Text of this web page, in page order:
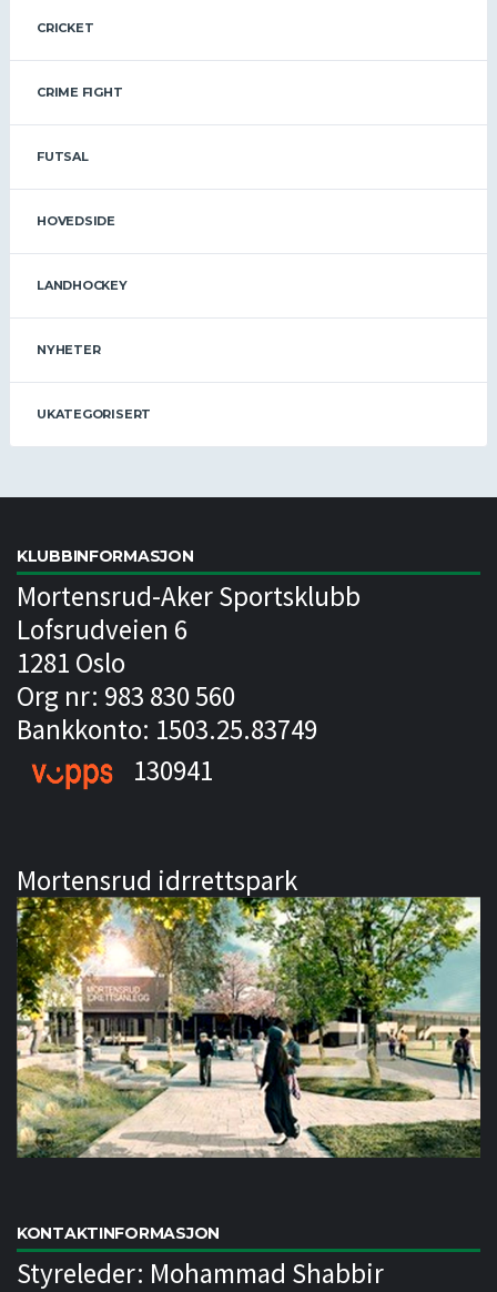
CRICKET
CRIME FIGHT
FUTSAL
HOVEDSIDE
LANDHOCKEY
NYHETER
UKATEGORISERT
KLUBBINFORMASJON
Mortensrud-Aker Sportsklubb
Lofsrudveien 6
1281 Oslo
Org nr: 983 830 560
Bankkonto: 1503.25.83749
130941
Mortensrud idrrettspark
KONTAKTINFORMASJON
Styreleder: Mohammad Shabbir